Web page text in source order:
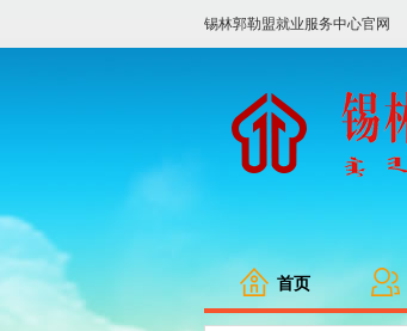
锡林郭勒盟就业服务中心官网
首页